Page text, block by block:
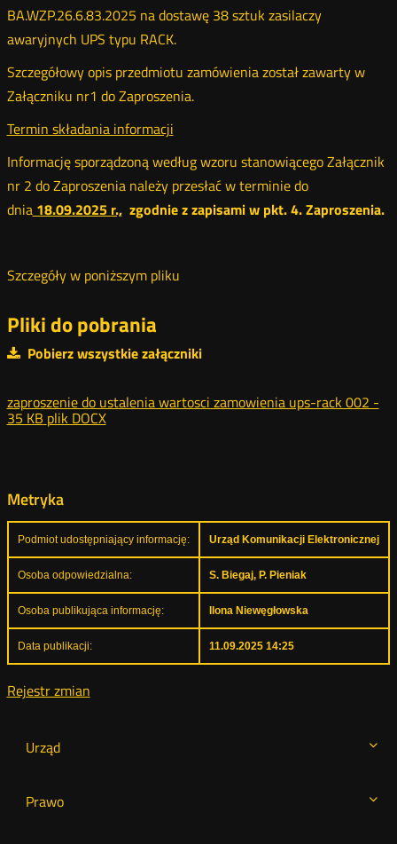
Urząd
Prawo
BA.WZP.26.6.83.2025 na dostawę 38 sztuk zasilaczy
awaryjnych UPS typu RACK.
Szczegółowy opis przedmiotu zamówienia został zawarty w
Załączniku nr1 do Zaproszenia.
Termin składania informacji
Informację sporządzoną według wzoru stanowiącego Załącznik
nr 2 do Zaproszenia należy przesłać w terminie do
dnia18.09.2025 r.,zgodnie z zapisami w pkt. 4. Zaproszenia.
Szczegóły w poniższym pliku
Pliki do pobrania
Pobierz wszystkie załączniki
zaproszenie do ustalenia wartosci zamowienia ups-rack 002 -
35 KB plik DOCX
Metryka
Podmiot udostępniający informację: Urząd Komunikacji Elektronicznej
Osoba odpowiedzialna: S. Biegaj, P. Pieniak
Osoba publikująca informację: Ilona Niewęgłowska
Data publikacji: 11.09.2025 14:25
Rejestr zmian